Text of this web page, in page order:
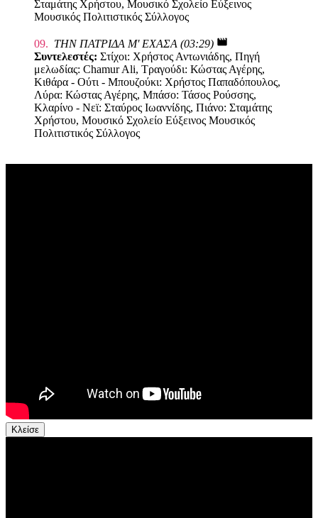
Σταμάτης Χρήστου, Μουσικό Σχολείο Εύξεινος
Μουσικός Πολιτιστικός Σύλλογος
09. ΤΗΝ ΠΑΤΡΙΔΑ Μ' ΕΧΑΣΑ (03:29) movie
Συντελεστές: Στίχοι: Χρήστος Αντωνιάδης, Πηγή
μελωδίας: Chamur Ali, Τραγούδι: Κώστας Αγέρης,
Κιθάρα - Ούτι - Μπουζούκι: Χρήστος Παπαδόπουλος,
Λύρα: Κώστας Αγέρης, Μπάσο: Τάσος Ρούσσης,
Κλαρίνο - Νεϊ: Σταύρος Ιωαννίδης, Πιάνο: Σταμάτης
Χρήστου, Μουσικό Σχολείο Εύξεινος Μουσικός
Πολιτιστικός Σύλλογος
Κλείσε